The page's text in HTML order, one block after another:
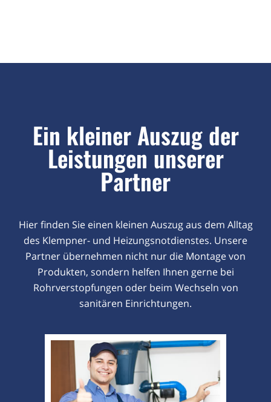
Ein kleiner Auszug der
Leistungen unserer
Partner
Hier finden Sie einen kleinen Auszug aus dem Alltag
des Klempner- und Heizungsnotdienstes. Unsere
Partner übernehmen nicht nur die Montage von
Produkten, sondern helfen Ihnen gerne bei
Rohrverstopfungen oder beim Wechseln von
sanitären Einrichtungen.